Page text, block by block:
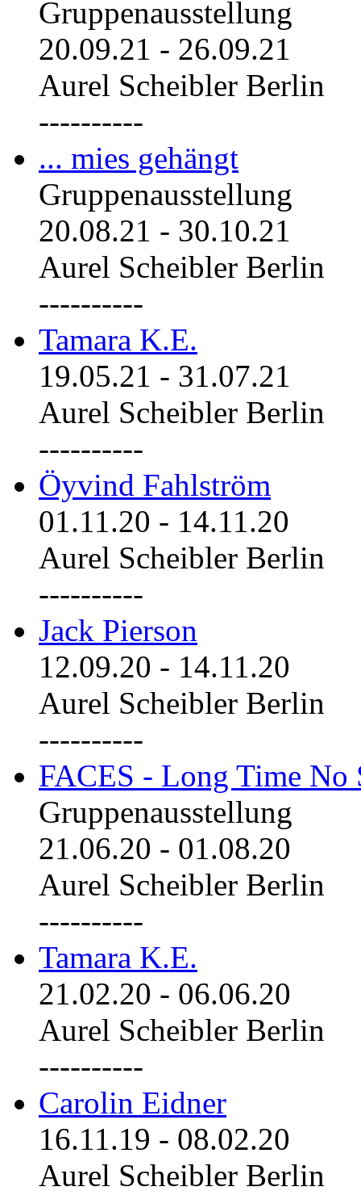
Gruppenausstellung
20.09.21 - 26.09.21
Aurel Scheibler Berlin
----------
... mies gehängt
Gruppenausstellung
20.08.21 - 30.10.21
Aurel Scheibler Berlin
----------
Tamara K.E.
19.05.21 - 31.07.21
Aurel Scheibler Berlin
----------
Öyvind Fahlström
01.11.20 - 14.11.20
Aurel Scheibler Berlin
----------
Jack Pierson
12.09.20 - 14.11.20
Aurel Scheibler Berlin
----------
FACES - Long Time No
Gruppenausstellung
21.06.20 - 01.08.20
Aurel Scheibler Berlin
----------
Tamara K.E.
21.02.20 - 06.06.20
Aurel Scheibler Berlin
----------
Carolin Eidner
16.11.19 - 08.02.20
Aurel Scheibler Berlin